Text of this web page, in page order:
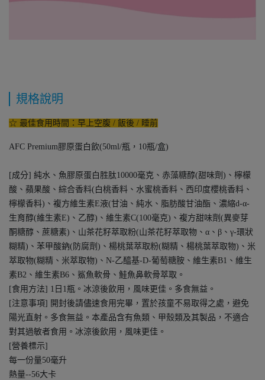
規格說明
☆ 最佳食用時間：早上空腹 / 飯後 / 睡前
AFC Premium膠原蛋白飲(50ml/瓶，10瓶/盒)
[成分] 純水、魚膠原蛋白胜肽10000毫克、赤藻糖醇(甜味劑)、檸檬
酸、蘋果酸、綜合香料(白桃香料、水蜜桃香料、西印度櫻桃香料、
檸檬香料)、複方維生素E液(甘油、純水、脂肪酸甘油酯、濃縮d-α-
生育醇(維生素E)、乙醇)、維生素C(100毫克)、複方甜味劑(異麥芽
酮糖醇、蔗糖素)、山茶花籽萃取粉(山茶花籽萃取物、α、β、γ-環狀
糊精)、苯甲酸鈉(防腐劑)、楊桃葉萃取粉(糊精、楊桃葉萃取物)、米
萃取物(糊精、米萃取物)、N-乙醯基-D-葡萄糖胺、維生素B1、維生
素B2、維生素B6、鯊魚軟骨、鮭魚鼻軟骨萃取。
[食用方法] 1日1瓶。冰涼後飲用，風味更佳。多食無益。
[注意事項] 開封後請儘速食用完畢，置於孩童不易取得之處，避免
陽光直射。多食無益。本產品含有魚類、甲殼類及其製品，不適合
對其過敏者食用。冰涼後飲用，風味更佳。
[營養標示]
每一份量50毫升
熱量--56大卡